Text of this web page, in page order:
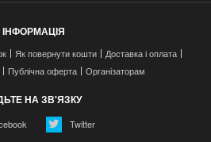
ІНФОРМАЦІЯ
Як повернути кошти
Доставка і оплата
Публічна оферта Організаторам
НА ЗВ'ЯЗКУ
Twitter